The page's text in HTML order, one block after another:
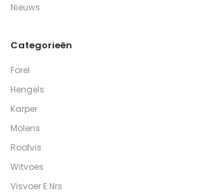
Nieuws
Categorieën
Forel
Hengels
Karper
Molens
Roofvis
Witvoes
Visvoer E Nrs